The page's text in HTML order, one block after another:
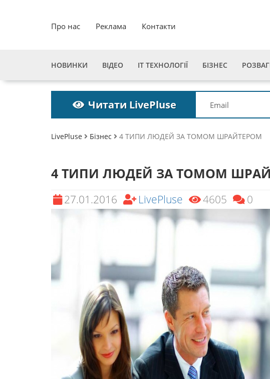
Про нас Реклама Контакти
НОВИНКИ ВІДЕО ІТ ТЕХНОЛОГІЇ БІЗНЕС
Читати LivePluse
LivePluse Бізнес 4 ТИПИ ЛЮДЕЙ ЗА ТОМОМ ШРАЙТЕРОМ
4 ТИПИ ЛЮДЕЙ ЗА ТОМОМ
27.01.2016 LivePluse 4605 0